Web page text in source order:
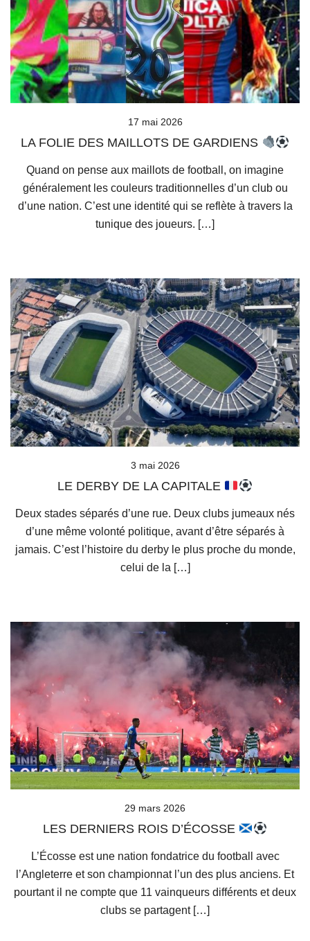
17 mai 2026
LA FOLIE DES MAILLOTS DE GARDIENS
Quand on pense aux maillots de football, on imagine
généralement les couleurs traditionnelles d’un club ou
d’une nation. C’est une identité qui se reflète à travers la
tunique des joueurs. […]
3 mai 2026
LE DERBY DE LA CAPITALE
Deux stades séparés d’une rue. Deux clubs jumeaux nés
d’une même volonté politique, avant d’être séparés à
jamais. C’est l’histoire du derby le plus proche du monde,
celui de la […]
29 mars 2026
LES DERNIERS ROIS D’ÉCOSSE
L’Écosse est une nation fondatrice du football avec
l’Angleterre et son championnat l’un des plus anciens. Et
pourtant il ne compte que 11 vainqueurs différents et deux
clubs se partagent […]